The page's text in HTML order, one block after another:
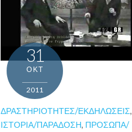
31
ΟΚΤ
2011
ΔΡΑΣΤΗΡΙΌΤΗΤΕΣ/ΕΚΔΗΛΏΣΕΙΣ,
ΙΣΤΟΡΊΑ/ΠΑΡΆΔΟΣΗ, ΠΡΌΣΩΠΑ/